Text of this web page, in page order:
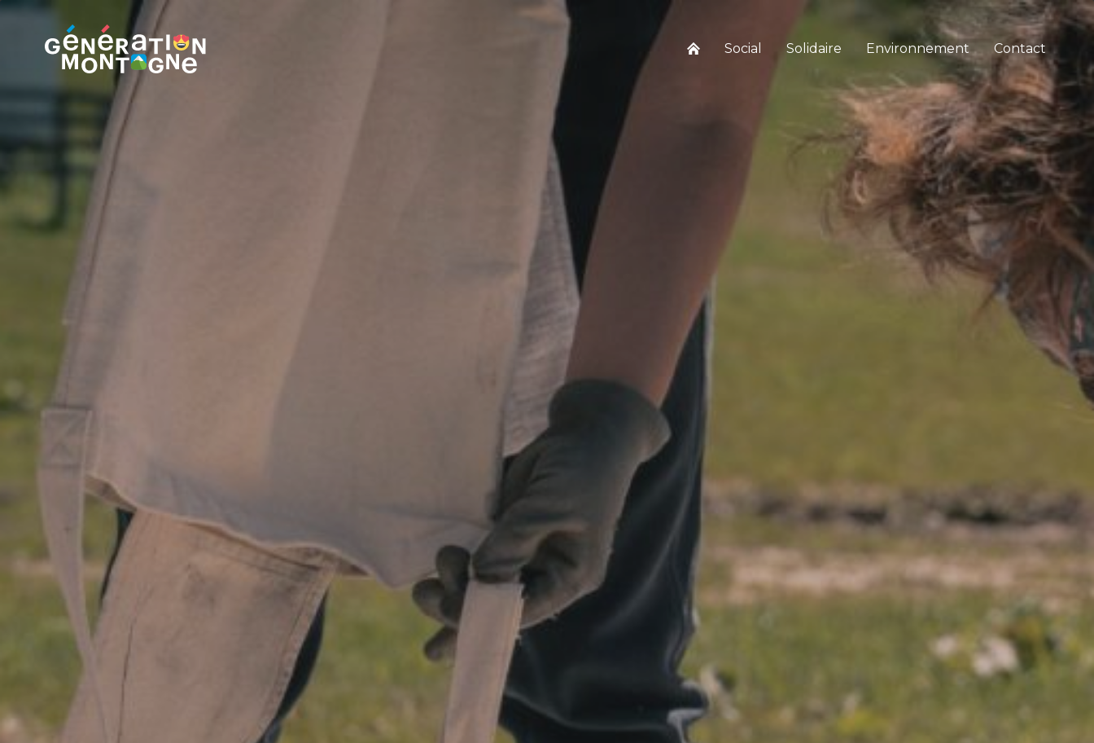
Social Solidaire Environnement Contact